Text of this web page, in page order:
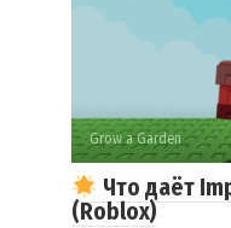
Grow a Garden
Что даёт
(Roblox)